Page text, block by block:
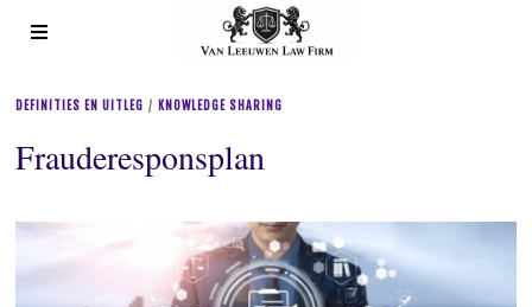
DEFINITIES EN UITLEG / KNOWLEDGE SHARING
Frauderesponsplan